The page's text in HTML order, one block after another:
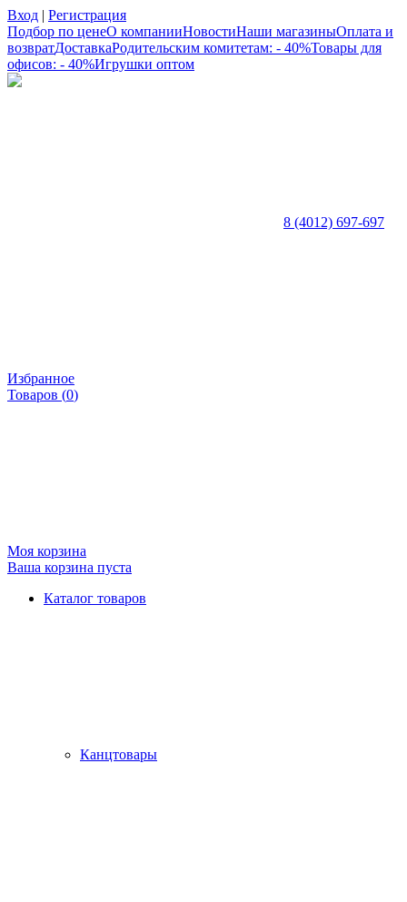
Вход | Регистрация
Подбор по ценеО компанииНовостиНаши магазиныОплата и
возвратДоставкаРодительским комитетам: - 40%Товары для
офисов: - 40%Игрушки оптом
8 (4012) 697-697
Избранное
Товаров (0)
Моя корзина
Ваша корзина пуста
Каталог товаров
Канцтовары